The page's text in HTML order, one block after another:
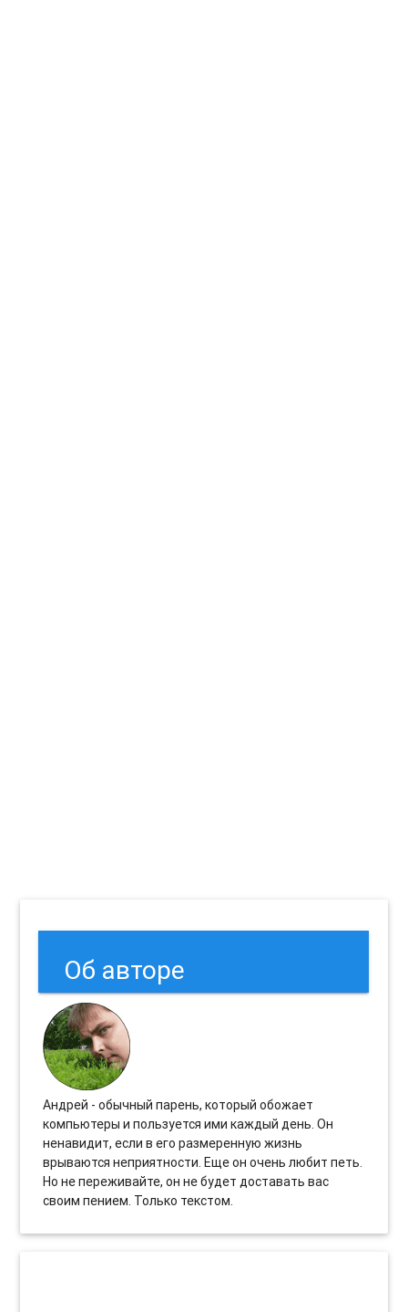
Об авторе
Андрей - обычный парень, который обожает
компьютеры и пользуется ими каждый день. Он
ненавидит, если в его размеренную жизнь
врываются неприятности. Еще он очень любит петь.
Но не переживайте, он не будет доставать вас
своим пением. Только текстом.